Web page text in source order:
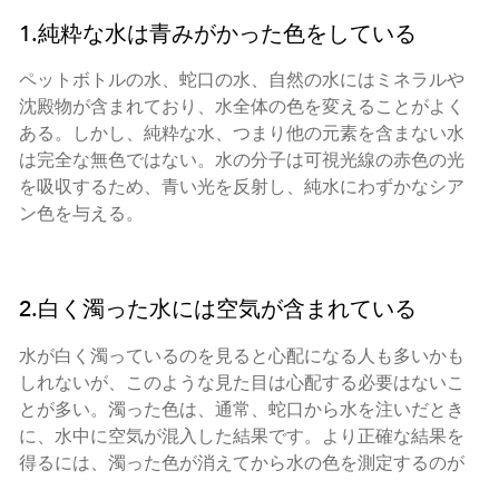
1.純粋な水は青みがかった色をしている
ペットボトルの水、蛇口の水、自然の水にはミネラルや
沈殿物が含まれており、水全体の色を変えることがよく
ある。しかし、純粋な水、つまり他の元素を含まない水
は完全な無色ではない。水の分子は可視光線の赤色の光
を吸収するため、青い光を反射し、純水にわずかなシア
ン色を与える。
2.白く濁った水には空気が含まれている
水が白く濁っているのを見ると心配になる人も多いかも
しれないが、このような見た目は心配する必要はないこ
とが多い。濁った色は、通常、蛇口から水を注いだとき
に、水中に空気が混入した結果です。より正確な結果を
得るには、濁った色が消えてから水の色を測定するのが